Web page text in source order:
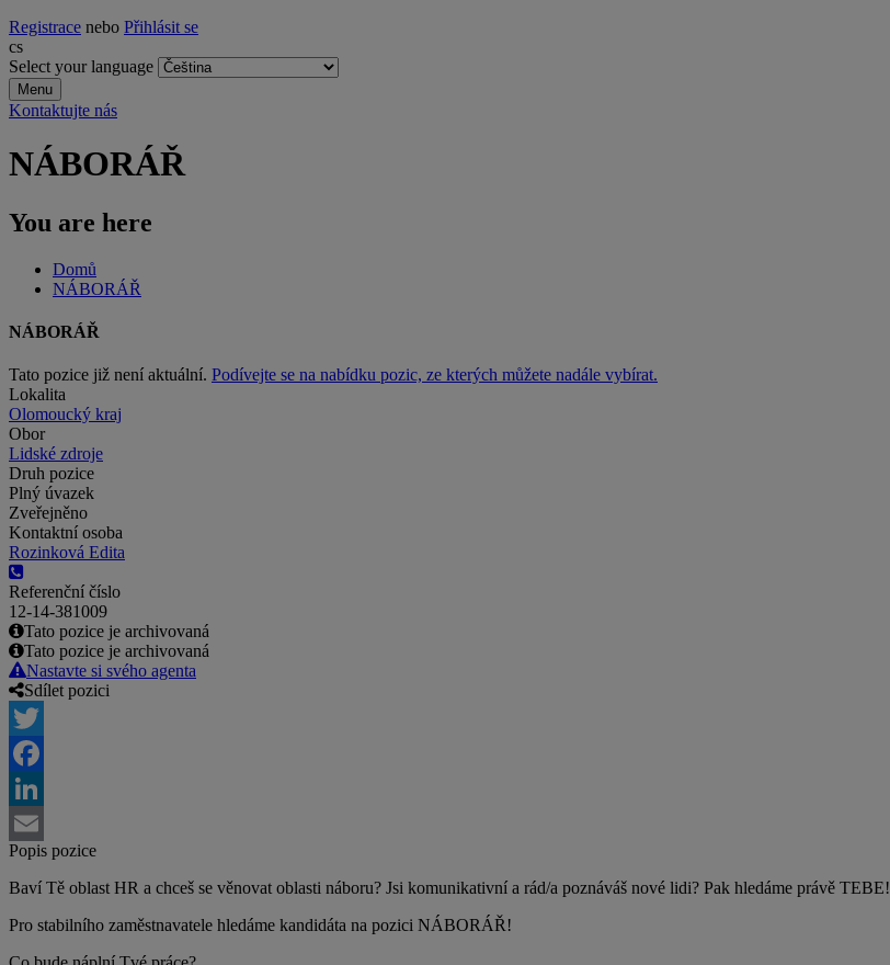
Registrace nebo Přihlásit se
cs
Select your language
Menu
Kontaktujte nás
NÁBORÁŘ
You are here
Domů
NÁBORÁŘ
NÁBORÁŘ
Tato pozice již není aktuální. Podívejte se na nabídku pozic, ze kterých můžete nadále vybírat.
Lokalita
Olomoucký kraj
Obor
Lidské zdroje
Druh pozice
Plný úvazek
Zveřejněno
Kontaktní osoba
Rozinková Edita
Referenční číslo
12-14-381009
Tato pozice je archivovaná
Tato pozice je archivovaná
Nastavte si svého agenta
Sdílet pozici
Twitter
Facebook
LinkedIn
Email
Popis pozice
Baví Tě oblast HR a chceš se věnovat oblasti náboru? Jsi komunikativní a rád/a poznáváš nové lidi? Pak hledáme právě TEBE!
Pro stabilního zaměstnavatele hledáme kandidáta na pozici NÁBORÁŘ!